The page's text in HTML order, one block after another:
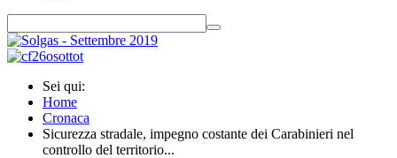
Sei qui:
Home
Cronaca
Sicurezza stradale, impegno costante dei Carabinieri nel
controllo del territorio...